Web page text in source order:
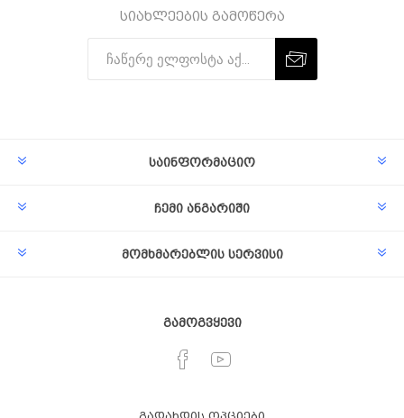
სიახლეების გამოწერა
საინფორმაციო
ჩემი ანგარიში
მომხმარებლის სერვისი
გამოგვყევი